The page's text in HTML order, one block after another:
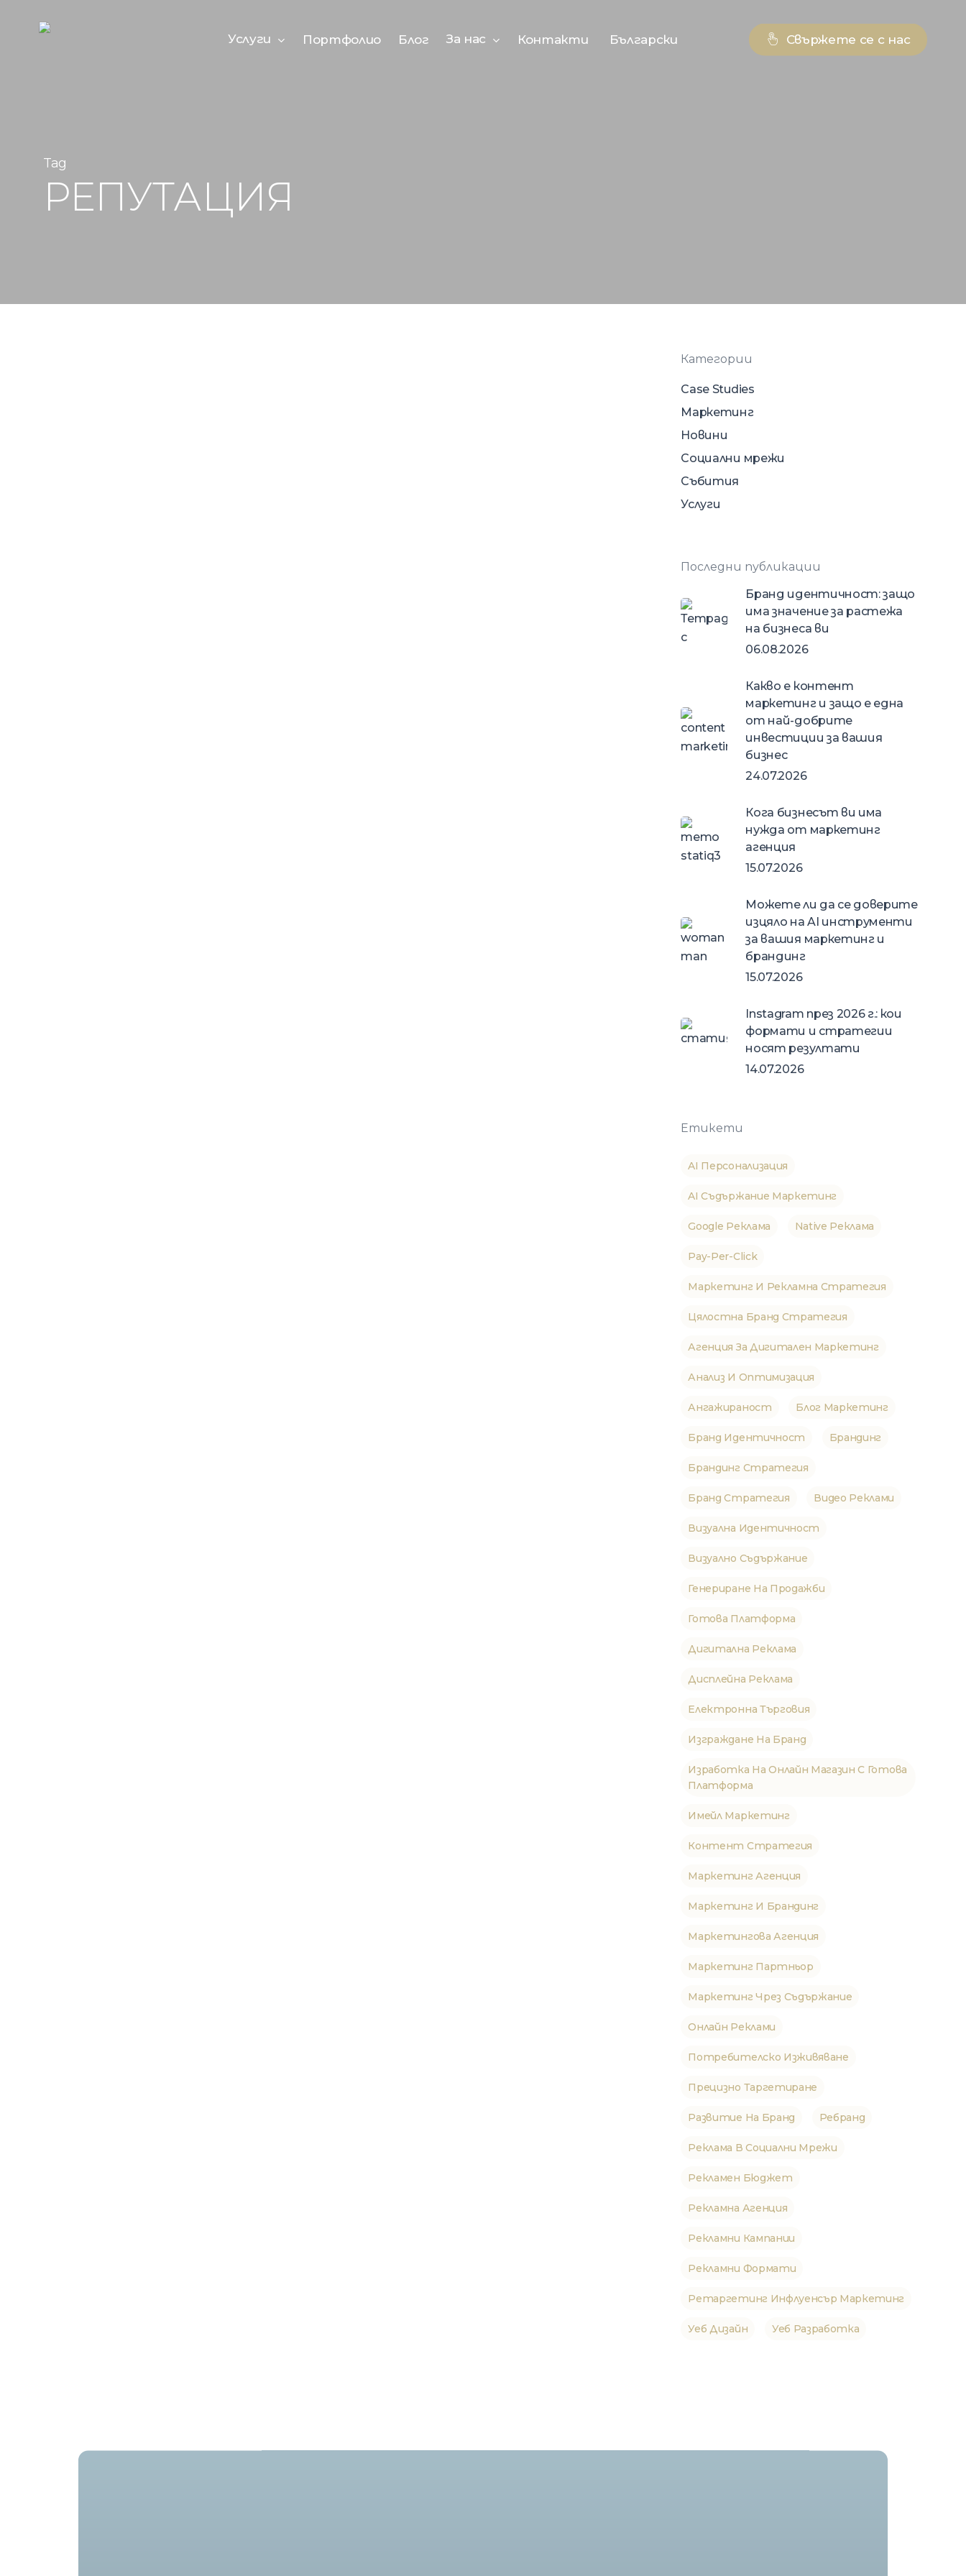
Услуги Портфолио Блог За нас Контакти Български Свържете се с нас
Tag
РЕПУТАЦИЯ
Категории
Case Studies
Маркетинг
Новини
Социални мрежи
Събития
Услуги
Последни публикации
Бранд идентичност: защо
има значение за растежа
на бизнеса ви
06.08.2026
Какво е контент
маркетинг и защо е една
от най-добрите
инвестиции за вашия
бизнес
24.07.2026
Кога бизнесът ви има
нужда от маркетинг
агенция
15.07.2026
Можете ли да се доверите
изцяло на AI инструменти
за вашия маркетинг и
брандинг
15.07.2026
Instagram през 2026 г.: кои
формати и стратегии
носят резултати
14.07.2026
Етикети
AI Персонализация
AI Съдържание Маркетинг
Google Реклама Native Реклама
Pay-Per-Click
Маркетинг И Рекламна Стратегия
Цялостна Бранд Стратегия
Агенция За Дигитален Маркетинг
Анализ И Оптимизация
Ангажираност Блог Маркетинг
Бранд Идентичност Брандинг
Брандинг Стратегия
Бранд Стратегия Видео Реклами
Визуална Идентичност
Визуално Съдържание
Генериране На Продажби
Готова Платформа
Дигитална Реклама
Дисплейна Реклама
Електронна Търговия
Изграждане На Бранд
Изработка На Онлайн Магазин С Готова
Платформа
Имейл Маркетинг
Контент Стратегия
Маркетинг Агенция
Маркетинг И Брандинг
Маркетингова Агенция
Маркетинг Партньор
Маркетинг Чрез Съдържание
Онлайн Реклами
Потребителско Изживяване
Прецизно Таргетиране
Развитие На Бранд Ребранд
Реклама В Социални Мрежи
Рекламен Бюджет
Рекламна Агенция
Рекламни Кампании
Рекламни Формати
Ретаргетинг Инфлуенсър Маркетинг
Уеб Дизайн Уеб Разработка